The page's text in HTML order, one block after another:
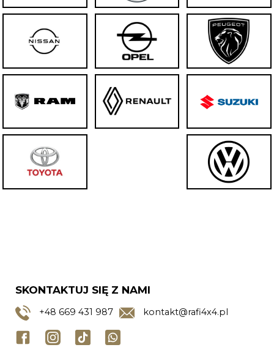
SKONTAKTUJ SIĘ Z NAMI
+48 669 431 987 kontakt@rafi4x4.pl